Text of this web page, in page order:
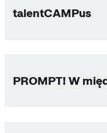
talentCAMPus
PROMPT! W